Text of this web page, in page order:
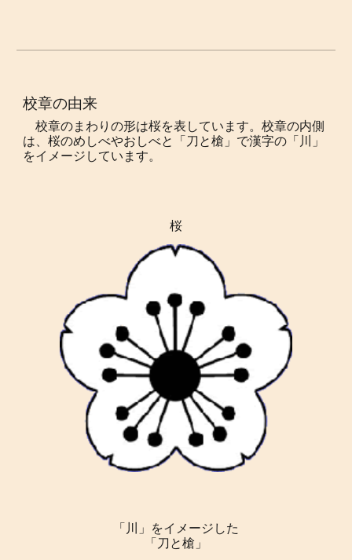
校章の由来
校章のまわりの形は桜を表しています。校章の内側
は、桜のめしべやおしべと「刀と槍」で漢字の「川」
をイメージしています。
桜
「川」をイメージした
「刀と槍」